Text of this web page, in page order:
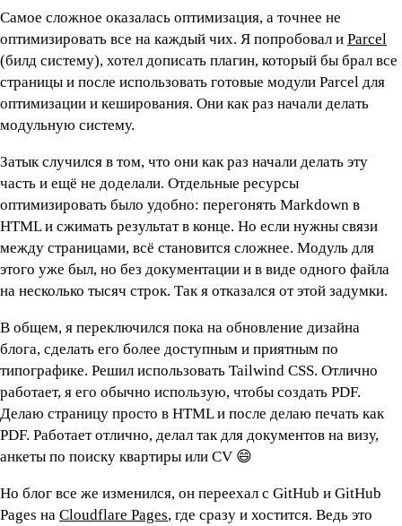
Самое сложное оказалась оптимизация, а точнее не
оптимизировать все на каждый чих. Я попробовал и Parcel
(билд систему), хотел дописать плагин, который бы брал все
страницы и после использовать готовые модули Parcel для
оптимизации и кеширования. Они как раз начали делать
модульную систему.
Затык случился в том, что они как раз начали делать эту
часть и ещё не доделали. Отдельные ресурсы
оптимизировать было удобно: перегонять Markdown в
HTML и сжимать результат в конце. Но если нужны связи
между страницами, всё становится сложнее. Модуль для
этого уже был, но без документации и в виде одного файла
на несколько тысяч строк. Так я отказался от этой задумки.
В общем, я переключился пока на обновление дизайна
блога, сделать его более доступным и приятным по
типографике. Решил использовать Tailwind CSS. Отлично
работает, я его обычно использую, чтобы создать PDF.
Делаю страницу просто в HTML и после делаю печать как
PDF. Работает отлично, делал так для документов на визу,
анкеты по поиску квартиры или CV 😄
Но блог все же изменился, он переехал с GitHub и GitHub
Pages на Cloudflare Pages, где сразу и хостится. Ведь это